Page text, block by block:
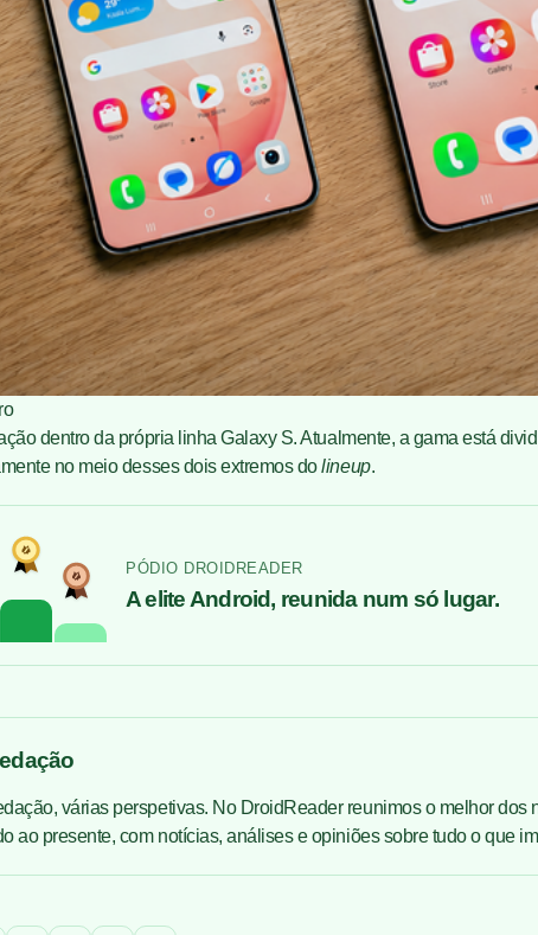
dentro da própria linha Galaxy S. Atualmente, a gama está
no meio desses dois extremos dolineup.
PÓDIO DROIDREADER
A elite Android, reunida num só lugar.
várias perspetivas. No DroidReader reunimos o melhor dos
ao presente, com notícias, análises e opiniões sobre tudo o que